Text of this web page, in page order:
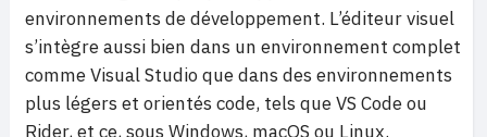
environnements de développement. L’éditeur visuel
s’intègre aussi bien dans un environnement complet
comme Visual Studio que dans des environnements
plus légers et orientés code, tels que VS Code ou
Rider, et ce, sous Windows, macOS ou Linux.